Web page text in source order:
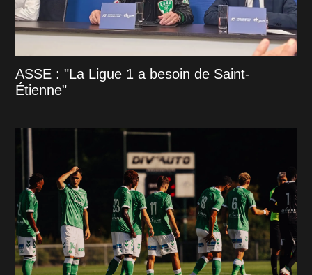
ASSE : "La Ligue 1 a besoin de Saint-
Étienne"